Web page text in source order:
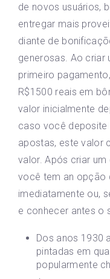
de novos usuários,
entregar mais
diante de
generosas. Ao criar
primeiro
R$1500 reais em
valor inicialmente
caso você deposite
apostas, este valor
valor. Após criar
você tem an opção
imediatamente ou,
e conhecer antes o
Dos anos 1930
pintadas em
popularmente